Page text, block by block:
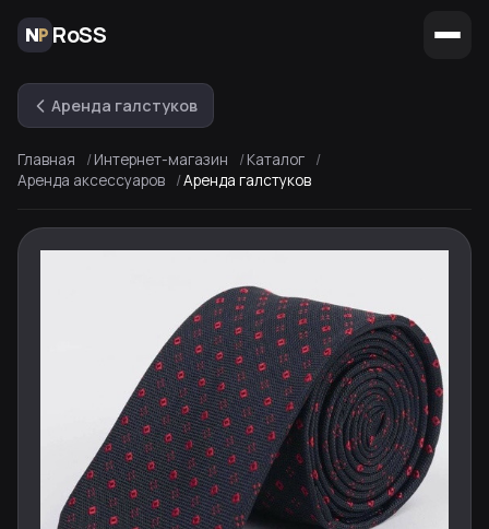
RoSS
Аренда галстуков
Главная Интернет-магазин
Каталог
Аренда аксессуаров
Аренда галстуков